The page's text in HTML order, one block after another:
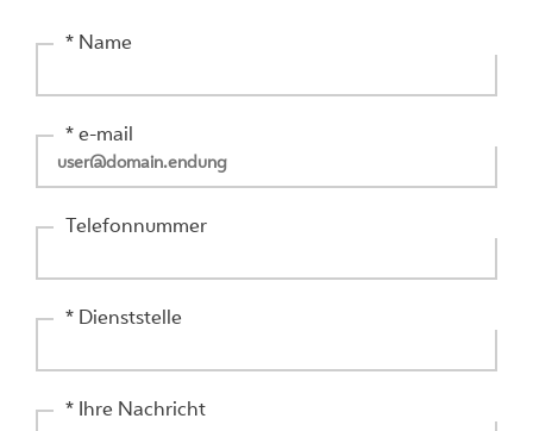
* Name
* e-mail
Telefonnummer
* Dienststelle
* Ihre Nachricht